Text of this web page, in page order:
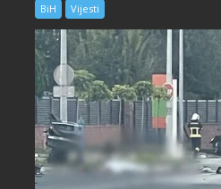
BiH Vijesti